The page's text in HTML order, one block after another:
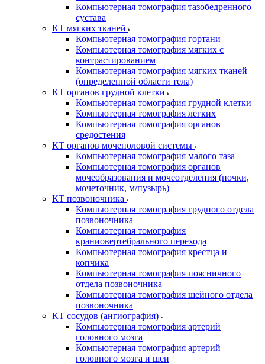
Компьютерная томография тазобедренного
сустава
КТ мягких тканей
Компьютерная томография гортани
Компьютерная томография мягких с
контрастированием
Компьютерная томография мягких тканей
(определенной области тела)
КТ органов грудной клетки
Компьютерная томография грудной клетки
Компьютерная томография легких
Компьютерная томография органов
средостения
КТ органов мочеполовой системы
Компьютерная томография малого таза
Компьютерная томография органов
мочеобразования и мочеотделения (почки,
мочеточник, м/пузырь)
КТ позвоночника
Компьютерная томография грудного отдела
позвоночника
Компьютерная томография
краниовертебрального перехода
Компьютерная томография крестца и
копчика
Компьютерная томография поясничного
отдела позвоночника
Компьютерная томография шейного отдела
позвоночника
КТ сосудов (ангиография)
Компьютерная томография артерий
головного мозга
Компьютерная томография артерий
головного мозга и шеи